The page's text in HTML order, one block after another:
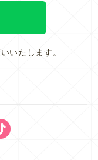
いたします。